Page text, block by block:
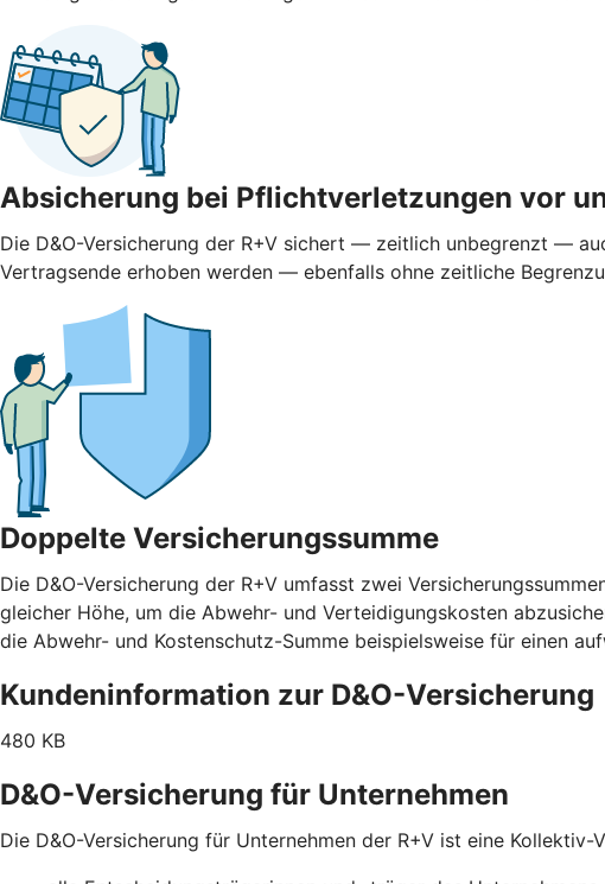
Absicherung bei Pflichtverletzungen vor
Die D&O-Versicherung der R+V sichert — zeitlich unbegrenzt —
Vertragsende erhoben werden — ebenfalls ohne zeitliche
Doppelte Versicherungssumme
Die D&O-Versicherung der R+V umfasst zwei
gleicher Höhe, um die Abwehr- und Verteidigungskosten
die Abwehr- und Kostenschutz-Summe beispielsweise für einen
Kundeninformation zur D&O-Versicherung
480 KB
D&O-Versicherung für Unternehmen
Die D&O-Versicherung für Unternehmen der R+V ist eine Kollektiv-